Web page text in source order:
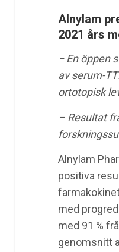
Alnylam
2021 års
− En öppen
av serum-
ortotopisk
– Resultat
Alnylam
positiva
med
med 91 %
genomsnitt